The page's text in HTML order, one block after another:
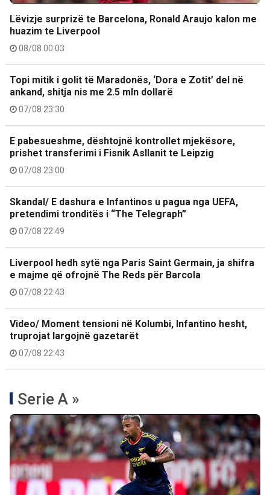
Lëvizje surprizë te Barcelona, Ronald Araujo kalon me
huazim te Liverpool
08/08 00:03
Topi mitik i golit të Maradonës, ‘Dora e Zotit’ del në
ankand, shitja nis me 2.5 mln dollarë
07/08 23:30
E pabesueshme, dështojnë kontrollet mjekësore,
prishet transferimi i Fisnik Asllanit te Leipzig
07/08 23:00
Skandal/ E dashura e Infantinos u pagua nga UEFA,
pretendimi tronditës i “The Telegraph”
07/08 22:49
Liverpool hedh sytë nga Paris Saint Germain, ja shifra
e majme që ofrojnë The Reds për Barcola
07/08 22:43
Video/ Moment tensioni në Kolumbi, Infantino hesht,
truprojat largojnë gazetarët
07/08 22:43
Serie A »